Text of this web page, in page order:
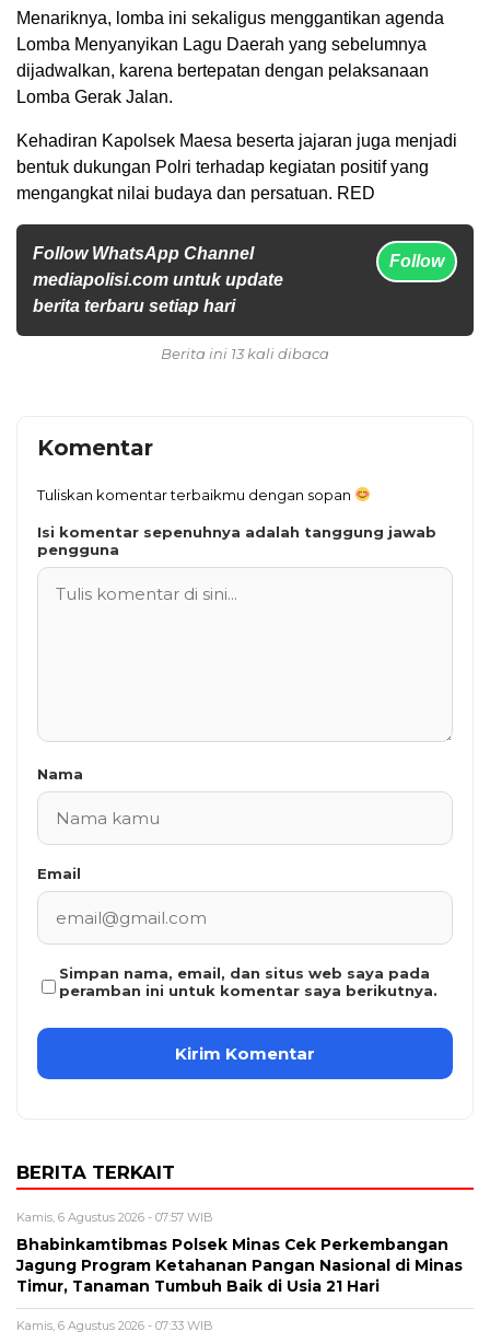
Menariknya, lomba ini sekaligus menggantikan agenda
Lomba Menyanyikan Lagu Daerah yang sebelumnya
dijadwalkan, karena bertepatan dengan pelaksanaan
Lomba Gerak Jalan.
Kehadiran Kapolsek Maesa beserta jajaran juga menjadi
bentuk dukungan Polri terhadap kegiatan positif yang
mengangkat nilai budaya dan persatuan. RED
Follow WhatsApp Channel
mediapolisi.com untuk update
berita terbaru setiap hari
Follow
Berita ini 13 kali dibaca
Komentar
Tuliskan komentar terbaikmu dengan sopan
Isi komentar sepenuhnya adalah tanggung jawab
pengguna
Nama
Email
Simpan nama, email, dan situs web saya pada
peramban ini untuk komentar saya berikutnya.
BERITA TERKAIT
Kamis, 6 Agustus 2026 - 07:57 WIB
Bhabinkamtibmas Polsek Minas Cek Perkembangan
Jagung Program Ketahanan Pangan Nasional di Minas
Timur, Tanaman Tumbuh Baik di Usia 21 Hari
Kamis, 6 Agustus 2026 - 07:33 WIB